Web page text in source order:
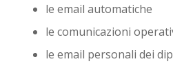
le email automatiche
le comunicazioni
le email personali dei